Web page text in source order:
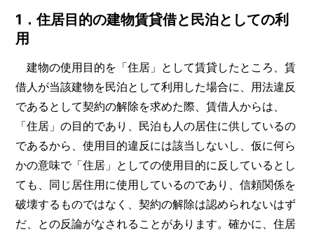
1．住居目的の建物賃貸借と民泊としての利
用
建物の使用目的を「住居」として賃貸したところ、賃
借人が当該建物を民泊として利用した場合に、用法違反
であるとして契約の解除を求めた際、賃借人からは、
「住居」の目的であり、民泊も人の居住に供しているの
であるから、使用目的違反には該当しないし、仮に何ら
かの意味で「住居」としての使用目的に反しているとし
ても、同じ居住用に使用しているのであり、信頼関係を
破壊するものではなく、契約の解除は認められないはず
だ、との反論がなされることがあります。確かに、住居